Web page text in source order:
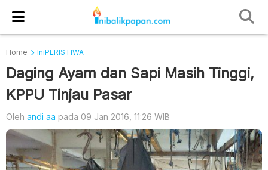
Home IniPERISTIWA
Daging Ayam dan Sapi Masih Tinggi,
KPPU Tinjau Pasar
Oleh andi aa pada 09 Jan 2016, 11:26 WIB